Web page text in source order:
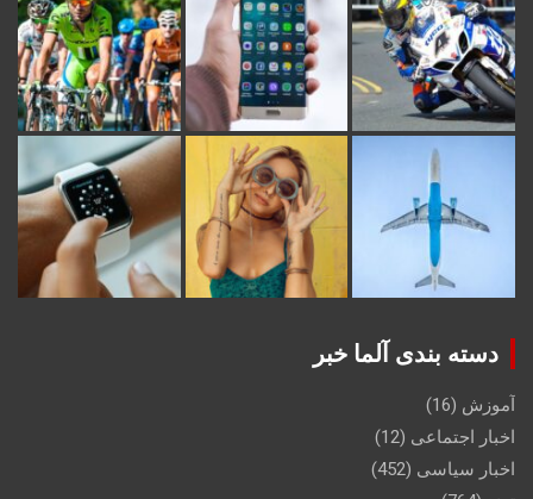
دسته بندی آلما خبر
آموزش (16)
اخبار اجتماعی (12)
اخبار سیاسی (452)